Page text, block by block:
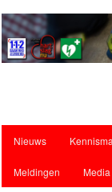
Spring naar de
Spring naar de
Nieuws
Meldingen Media